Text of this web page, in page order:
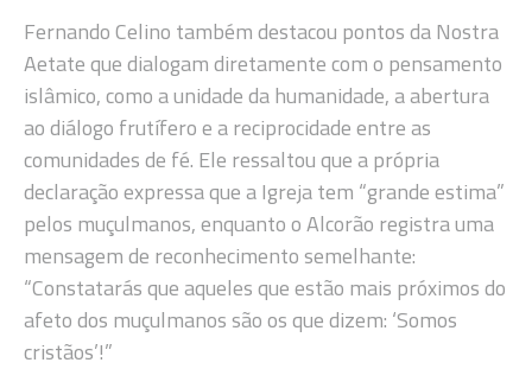
Fernando Celino também destacou pontos da Nostra
Aetate que dialogam diretamente com o pensamento
islâmico, como a unidade da humanidade, a abertura
ao diálogo frutífero e a reciprocidade entre as
comunidades de fé. Ele ressaltou que a própria
declaração expressa que a Igreja tem “grande estima”
pelos muçulmanos, enquanto o Alcorão registra uma
mensagem de reconhecimento semelhante:
“Constatarás que aqueles que estão mais próximos do
afeto dos muçulmanos são os que dizem: ‘Somos
cristãos’!”